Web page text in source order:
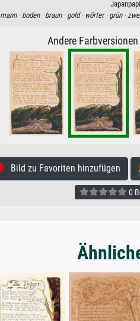
mann · boden · braun · gold · wörter · grün ·
Andere
Bild zu Favoriten hinzufügen
0